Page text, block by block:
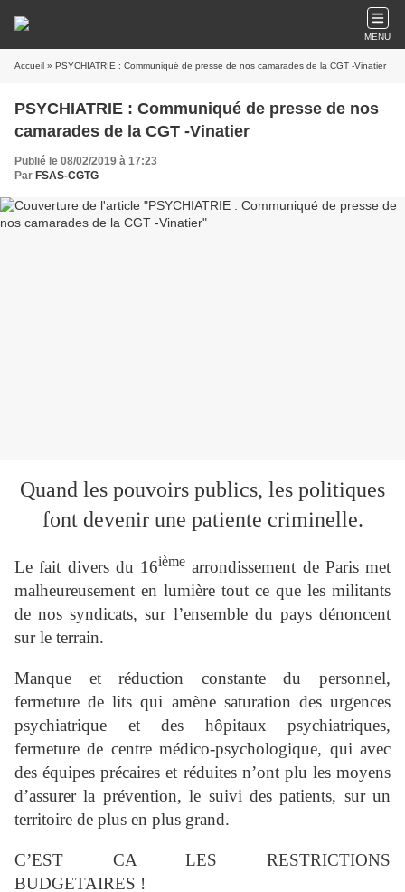
MENU
Accueil » PSYCHIATRIE : Communiqué de presse de nos camarades de la CGT -Vinatier
PSYCHIATRIE : Communiqué de presse de nos
camarades de la CGT -Vinatier
Publié le 08/02/2019 à 17:23
Par FSAS-CGTG
Quand les pouvoirs publics, les politiques
font devenir une patiente criminelle.
Le fait divers du 16ième arrondissement de Paris met
malheureusement en lumière tout ce que les militants
de nos syndicats, sur l’ensemble du pays dénoncent
sur le terrain.
Manque et réduction constante du personnel,
fermeture de lits qui amène saturation des urgences
psychiatrique et des hôpitaux psychiatriques,
fermeture de centre médico-psychologique, qui avec
des équipes précaires et réduites n’ont plu les moyens
d’assurer la prévention, le suivi des patients, sur un
territoire de plus en plus grand.
C’EST CA LES RESTRICTIONS
BUDGETAIRES !